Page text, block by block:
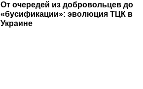
От очередей из добровольцев до
«бусификации»: эволюция ТЦК в
Украине